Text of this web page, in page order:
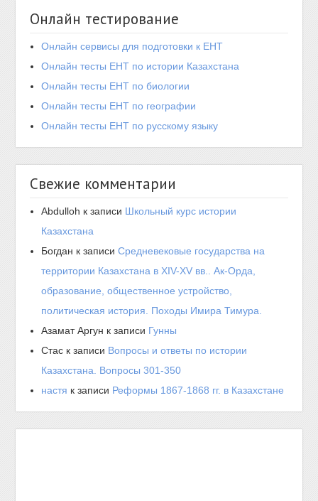
Онлайн тестирование
Онлайн сервисы для подготовки к ЕНТ
Онлайн тесты ЕНТ по истории Казахстана
Онлайн тесты ЕНТ по биологии
Онлайн тесты ЕНТ по географии
Онлайн тесты ЕНТ по русскому языку
Свежие комментарии
Abdulloh к записи Школьный курс истории
Казахстана
Богдан к записиСредневековые государства на
территории Казахстана в XIV-XV вв.. Ак-Орда,
образование, общественное устройство,
политическая история. Походы Имира Тимура.
Азамат Аргун к записи Гунны
Стас к записи Вопросы и ответы по истории
Казахстана. Вопросы 301-350
настя к записи Реформы 1867-1868 гг. в Казахстане